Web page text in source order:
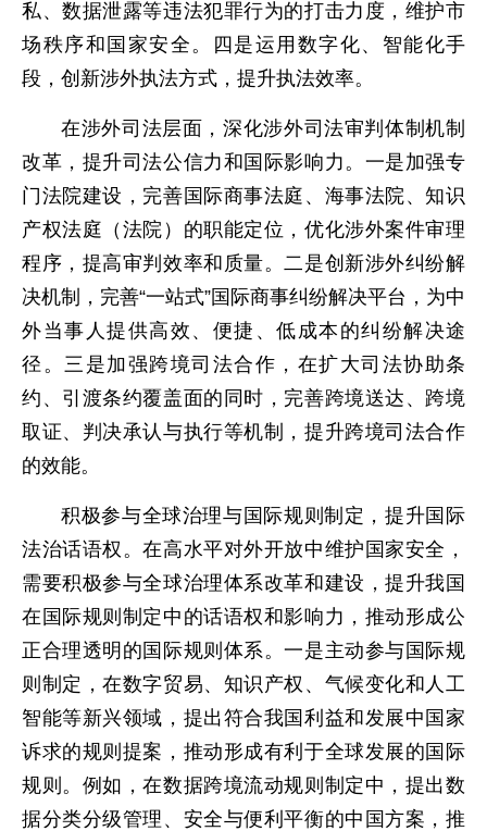
私、数据泄露等违法犯罪行为的打击力度，维护市
场秩序和国家安全。四是运用数字化、智能化手
段，创新涉外执法方式，提升执法效率。
在涉外司法层面，深化涉外司法审判体制机制
改革，提升司法公信力和国际影响力。一是加强专
门法院建设，完善国际商事法庭、海事法院、知识
产权法庭（法院）的职能定位，优化涉外案件审理
程序，提高审判效率和质量。二是创新涉外纠纷解
决机制，完善“一站式”国际商事纠纷解决平台，为中
外当事人提供高效、便捷、低成本的纠纷解决途
径。三是加强跨境司法合作，在扩大司法协助条
约、引渡条约覆盖面的同时，完善跨境送达、跨境
取证、判决承认与执行等机制，提升跨境司法合作
的效能。
积极参与全球治理与国际规则制定，提升国际
法治话语权。在高水平对外开放中维护国家安全，
需要积极参与全球治理体系改革和建设，提升我国
在国际规则制定中的话语权和影响力，推动形成公
正合理透明的国际规则体系。一是主动参与国际规
则制定，在数字贸易、知识产权、气候变化和人工
智能等新兴领域，提出符合我国利益和发展中国家
诉求的规则提案，推动形成有利于全球发展的国际
规则。例如，在数据跨境流动规则制定中，提出数
据分类分级管理、安全与便利平衡的中国方案，推